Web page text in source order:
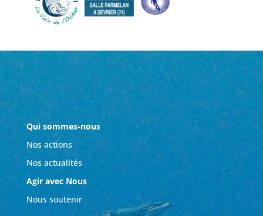
Qui sommes-nous
Nos actions
Nos actualités
Agir avec Nous
Nous soutenir